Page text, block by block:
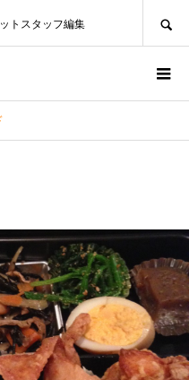
トスタッフ編集